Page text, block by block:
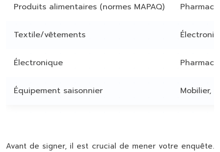
Produits alimentaires (normes MAPAQ)
Textile/vêtements
Électronique
Équipement saisonnier Mobilier,
Avant de signer, il est crucial de mener votre enquête.